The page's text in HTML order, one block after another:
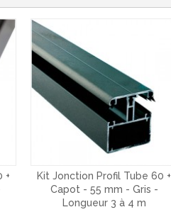
+
Kit Jonction Profil Tube 60 +
Capot - 55 mm - Gris -
Longueur 3 à 4 m